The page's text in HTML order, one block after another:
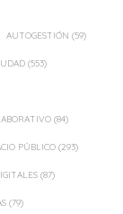
AUTOGESTIÓN (59)
(553)
(84)
PÚBLICO (293)
(87)
(79)